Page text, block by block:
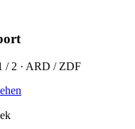
/ 2 · ARD / ZDF